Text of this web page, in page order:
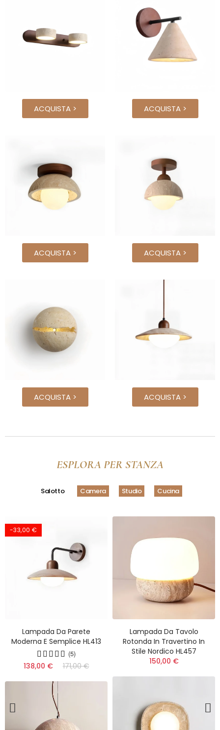
ACQUISTA > ACQUISTA >
ACQUISTA > ACQUISTA >
ACQUISTA > ACQUISTA >
ESPLORA PER STANZA
Salotto Camera Studio Cucina
-33,00 €
Lampada Da Parete
Moderna E Semplice HL413
(5)
138,00 € 171,00 €
Lampada Da Tavolo
Rotonda In Travertino In
Stile Nordico HL457
150,00 €
(13)